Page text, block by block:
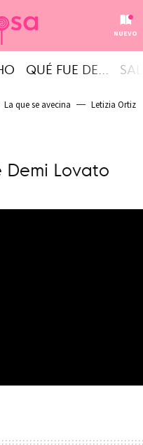
NUEVO
QUÉ FUE DE...
La que se avecina Letizia Ortiz
Lovato